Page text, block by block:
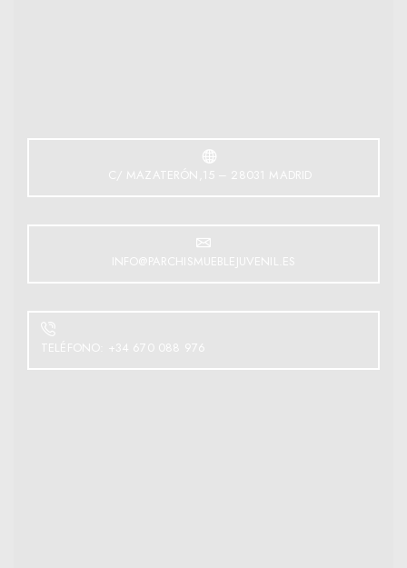
C/ MAZATERÓN,15 – 28031 MADRID
INFO@PARCHISMUEBLEJUVENIL.ES
TELÉFONO: +34 670 088 976